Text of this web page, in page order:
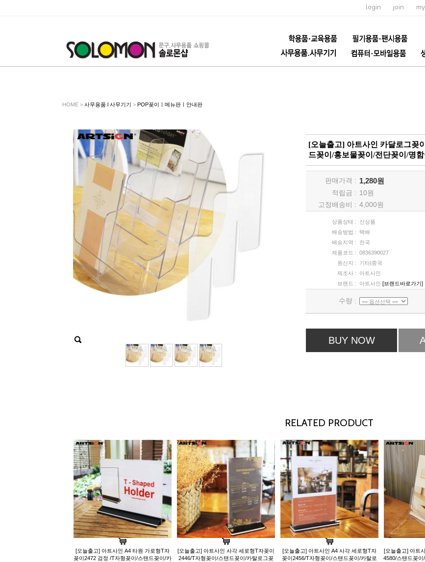
login join
HOME > 사무용품 l 사무기기 > POP꽂이ㅣ메뉴판ㅣ안내판
[오늘출고] 아트사인 카달로그꽂
드꽂이/홍보물꽂이/전단꽂이/명함
판매가격 : 1,280원
적립금 : 10원
고정배송비 : 4,000원
상품상태 :
신상품
배송방법 :
택배
배송지역 :
전국
제품코드 : 0836390027
원산지 :
기타|중국
제조사 :
아트사인
브랜드 :
아트사인 [브랜드바로가기]
수량 :
BUY NOW
RELATED PRODUCT
[오늘출고] 아트사인 A4 타원 가로형T자
꽂이2472 검정 /T자형꽂이/스탠드꽂이/카
[오늘출고] 아트사인 사각 세로형T자꽂이
2446/T자형꽂이/스탠드꽂이/카탈로그꽂
[오늘출고] 아트사인 A4 사각 세로형T자
꽂이2456/T자형꽂이/스탠드꽂이/카탈로
[오늘출고] 아트
4580/스탠드꽂